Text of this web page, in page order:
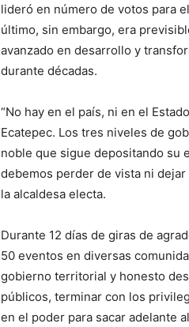
lideró en número de votos para
último, sin embargo, era
avanzado en desarrollo y
durante décadas.
“No hay en el país, ni en el
Ecatepec. Los tres niveles de
noble que sigue depositando su
debemos perder de vista ni
la alcaldesa electa.
Durante 12 días de giras de
50 eventos en diversas
gobierno territorial y honesto
públicos, terminar con los
en el poder para sacar adelante